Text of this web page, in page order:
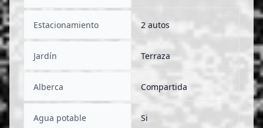
Estacionamiento 2 autos
Jardín Terraza
Alberca Compartida
Agua potable Si